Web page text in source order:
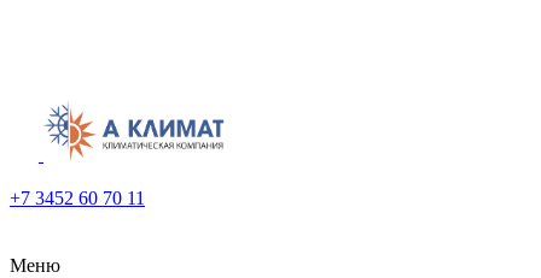
+7 3452 60 70 11
Меню